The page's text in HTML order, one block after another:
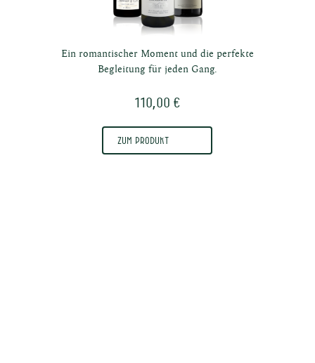
Ein romantischer Moment und die perfekte
Begleitung für jeden Gang.
110,00 €
Zum Produkt